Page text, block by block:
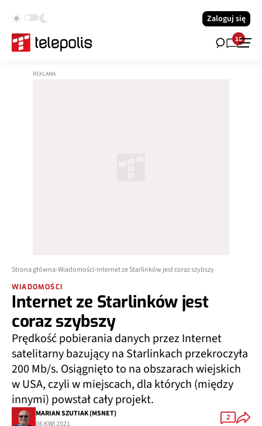
Zaloguj się
18
Strona główna Wiadomości Internet ze Starlinków jest coraz szybszy
WIADOMOŚCI
Internet ze Starlinków jest
coraz szybszy
Prędkość pobierania danych przez Internet
satelitarny bazujący na Starlinkach przekroczyła
200 Mb/s. Osiągnięto to na obszarach wiejskich
w USA, czyli w miejscach, dla których (między
innymi) powstał cały projekt.
MARIAN SZUTIAK (MSNET)
06 KWI 2021
2